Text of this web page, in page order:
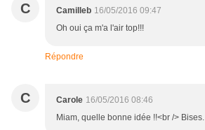
C Camilleb 16/05/2016 09:47
Oh oui ça m'a l'air top!!!
Répondre
C Carole 16/05/2016 08:46
Miam, quelle bonne idée !!<br /> Bises.